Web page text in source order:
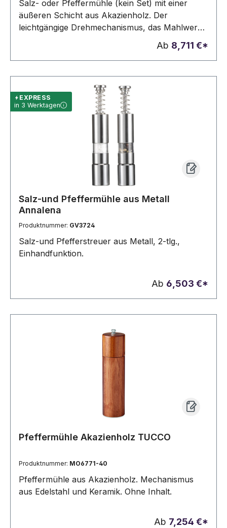
Salz- oder Pfeffermühle (kein Set) mit einer
äußeren Schicht aus Akazienholz. Der
leichtgängige Drehmechanismus, das Mahlwerk
aus Keramik und der ergonomisch geformte
Körper sorgen für komfortables Mahlen.
Ab 8,711 €*
EXPRESS
in 3 Werktagen
Salz-und Pfeffermühle aus Metall
Annalena
Produktnummer: GV3724
Salz-und Pfefferstreuer aus Metall, 2-tlg.,
Einhandfunktion.
Ab 6,503 €*
Pfeffermühle Akazienholz TUCCO
Produktnummer: MO6771-40
Pfeffermühle aus Akazienholz. Mechanismus
aus Edelstahl und Keramik. Ohne Inhalt.
Ab 7,254 €*